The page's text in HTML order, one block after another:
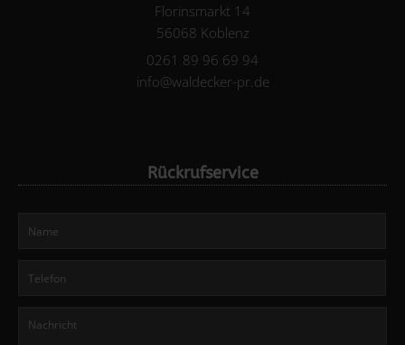
Florinsmarkt 14
56068 Koblenz
0261 89 96 69 94
info@waldecker-pr.de
Rückrufservice